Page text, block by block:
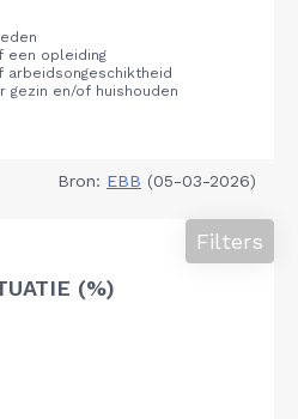
Bron: EBB (05-03-2026)
(%)
Filters